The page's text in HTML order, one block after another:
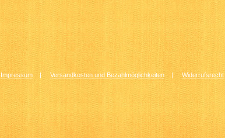
Impressum | Versandkosten und Bezahlmöglichkeiten|Widerrufsrecht